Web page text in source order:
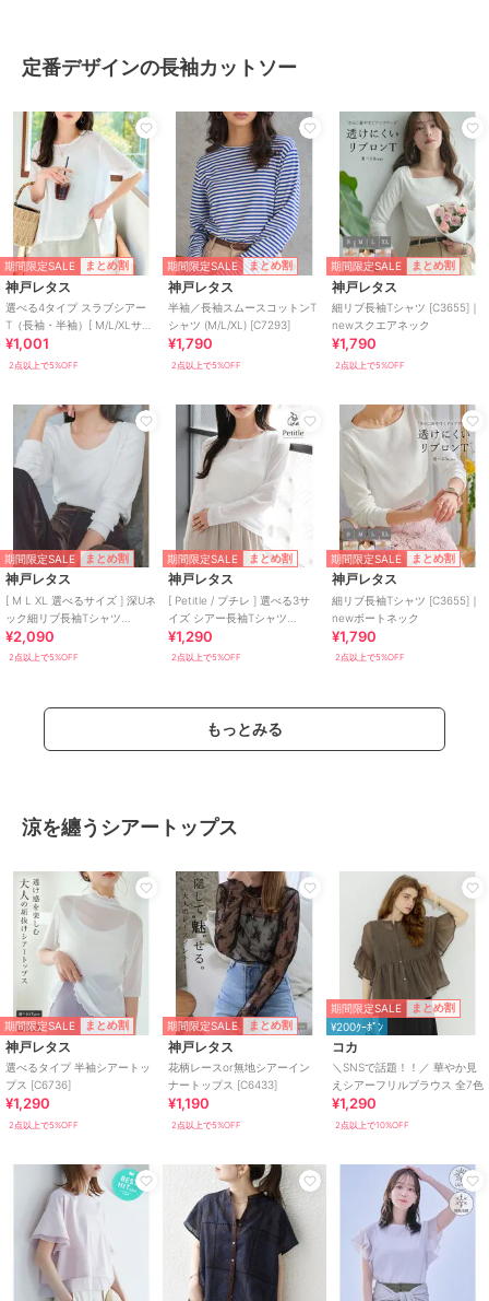
定番デザインの長袖カットソー
期間限定SALE まとめ割
神戸レタス
選べる4タイプ スラブシアー
T（長袖・半袖）[ M/L/XLサイ
ズ ] [C7325]
¥1,001
2点以上で5%OFF
期間限定SALE まとめ割
神戸レタス
半袖／長袖スムースコットンT
シャツ (M/L/XL) [C7293]
¥1,790
2点以上で5%OFF
期間限定SALE まとめ割
神戸レタス
細リブ長袖Tシャツ [C3655]｜
newスクエアネック
¥1,790
2点以上で5%OFF
期間限定SALE まとめ割
神戸レタス
[ M L XL 選べるサイズ ] 深Uネ
ック細リブ長袖Tシャツ
[C7316]
¥2,090
2点以上で5%OFF
期間限定SALE まとめ割
神戸レタス
[ Petitle / プチレ ] 選べる3サ
イズ シアー長袖Tシャツ
[C7708]
¥1,290
2点以上で5%OFF
期間限定SALE まとめ割
神戸レタス
細リブ長袖Tシャツ [C3655]｜
newボートネック
¥1,790
2点以上で5%OFF
もっとみる
涼を纏うシアートップス
期間限定SALE まとめ割
神戸レタス
選べるタイプ 半袖シアートッ
プス [C6736]
¥1,290
2点以上で5%OFF
期間限定SALE まとめ割
神戸レタス
花柄レースor無地シアーイン
ナートップス [C6433]
¥1,190
2点以上で5%OFF
期間限定SALE まとめ割
¥200ｸｰﾎﾟﾝ
コカ
＼SNSで話題！！／ 華やか見
えシアーフリルブラウス 全7色
¥1,290
2点以上で10%OFF